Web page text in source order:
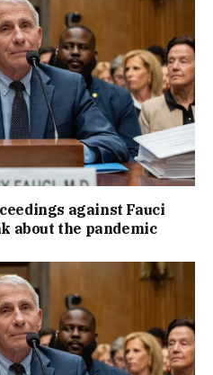
against Fauci
about the pandemic